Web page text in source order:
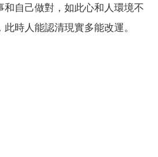
和自己做對，如此心和人環境不
時人能認清現實多能改運。